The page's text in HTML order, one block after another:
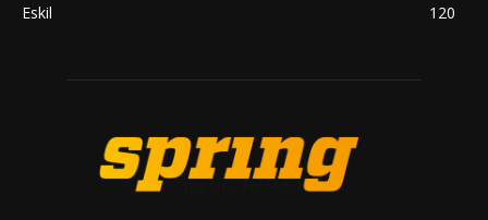
Eskil
120